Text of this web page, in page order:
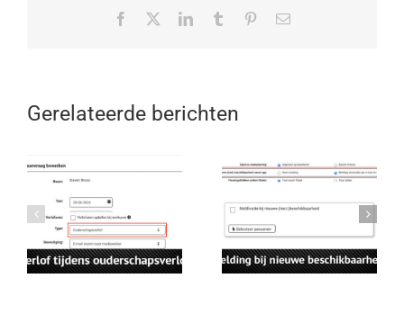
Facebook LinkedInTumblr Pinterest
E-
Gerelateerde berichten